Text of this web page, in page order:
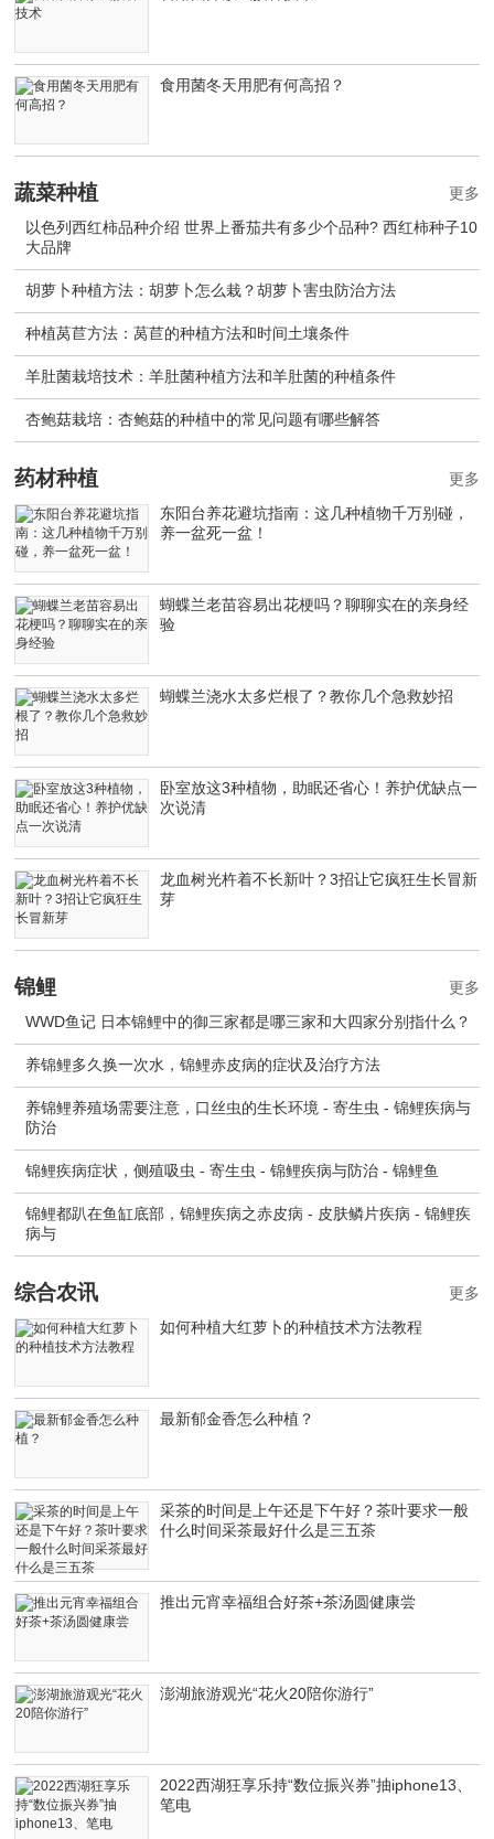
食用菌冬天用肥有何高招？
蔬菜种植
以色列西红柿品种介绍 世界上番茄共有多少个品种? 西红柿种子10
大品牌
胡萝卜种植方法：胡萝卜怎么栽？胡萝卜害虫防治方法
种植莴苣方法：莴苣的种植方法和时间土壤条件
羊肚菌栽培技术：羊肚菌种植方法和羊肚菌的种植条件
杏鲍菇栽培：杏鲍菇的种植中的常见问题有哪些解答
更多
药材种植
东阳台养花避坑指南：这几种植物千万别碰，
养一盆死一盆！
蝴蝶兰老苗容易出花梗吗？聊聊实在的亲身经
验
蝴蝶兰浇水太多烂根了？教你几个急救妙招
卧室放这3种植物，助眠还省心！养护优缺点一
次说清
龙血树光杵着不长新叶？3招让它疯狂生长冒新
芽
更多
锦鲤
WWD鱼记 日本锦鲤中的御三家都是哪三家和大四家分别指什么？
养锦鲤多久换一次水，锦鲤赤皮病的症状及治疗方法
养锦鲤养殖场需要注意，口丝虫的生长环境 - 寄生虫 - 锦鲤疾病与
防治
锦鲤疾病症状，侧殖吸虫 - 寄生虫 - 锦鲤疾病与防治 - 锦鲤鱼
锦鲤都趴在鱼缸底部，锦鲤疾病之赤皮病 - 皮肤鳞片疾病 - 锦鲤疾
病与
更多
综合农讯
如何种植大红萝卜的种植技术方法教程
最新郁金香怎么种植？
采茶的时间是上午还是下午好？茶叶要求一般
什么时间采茶最好什么是三五茶
推出元宵幸福组合好茶+茶汤圆健康尝
澎湖旅游观光“花火20陪你游行”
2022西湖狂享乐持“数位振兴券”抽iphone13、
笔电
更多